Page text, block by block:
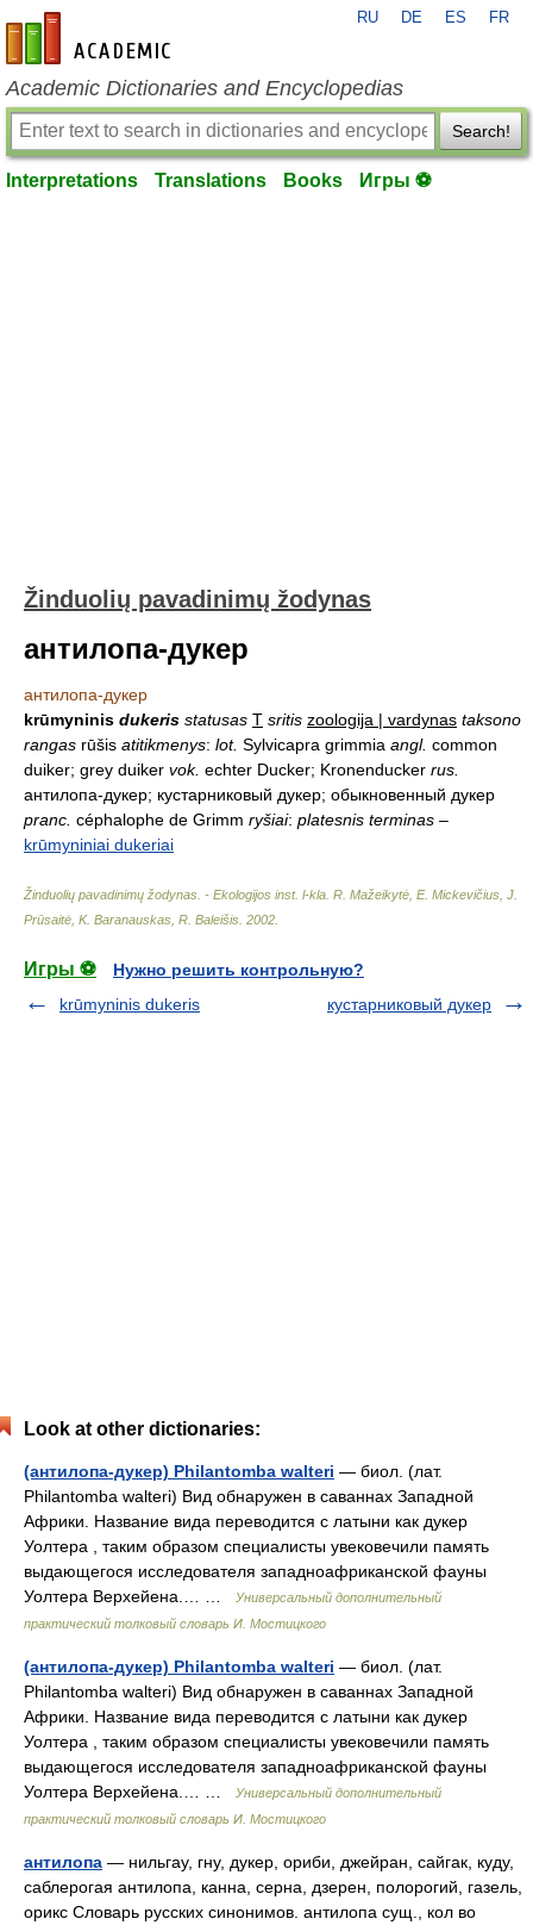
en-academic.com
RU DE ES FR
Academic Dictionaries and Encyclopedias
Search!
Interpretations Translations Books Игры ⚽
Žinduolių pavadinimų žodynas
антилопа-дукер
антилопа-дукер
krūmyninis dukeris statusas T sritis zoologija | vardynas taksono
rangas rūšis atitikmenys: lot. Sylvicapra grimmia angl. common
duiker; grey duiker vok. echter Ducker; Kronenducker rus.
антилопа-дукер; кустарниковый дукер; обыкновенный дукер
pranc. céphalophe de Grimm ryšiai: platesnis terminas –
krūmyniniai dukeriai
Žinduolių pavadinimų žodynas. - Ekologijos inst. l-kla R. Mažeikytė, E. Mickevičius, J.
Prūsaitė, K. Baranauskas, R. Baleišis 2002
Игры ⚽
Нужно решить контрольную?
krūmyninis dukeris
кустарниковый дукер
Look at other dictionaries:
(антилопа-дукер) Philantomba walteri — биол. (лат.
Philantomba walteri) Вид обнаружен в саваннах Западной
Африки. Название вида переводится с латыни как дукер
Уолтера , таким образом специалисты увековечили память
выдающегося исследователя западноафриканской фауны
Уолтера Верхейена.… …
Универсальный дополнительный
практический толковый словарь И. Мостицкого
(антилопа-дукер) Philantomba walteri — биол. (лат.
Philantomba walteri) Вид обнаружен в саваннах Западной
Африки. Название вида переводится с латыни как дукер
Уолтера , таким образом специалисты увековечили память
выдающегося исследователя западноафриканской фауны
Уолтера Верхейена.… …
Универсальный дополнительный
практический толковый словарь И. Мостицкого
антилопа — нильгау, гну, дукер, ориби, джейран, сайгак, куду,
саблерогая антилопа, канна, серна, дзерен, полорогий, газель,
орикс Словарь русских синонимов. антилопа сущ., кол во